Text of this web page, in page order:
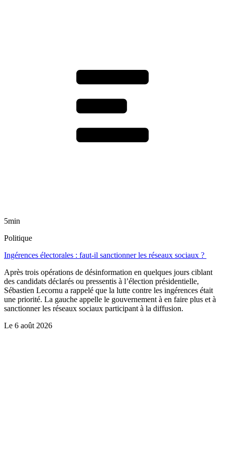
5min
Politique
Ingérences électorales : faut-il sanctionner les réseaux sociaux ?
Après trois opérations de désinformation en quelques jours ciblant
des candidats déclarés ou pressentis à l’élection présidentielle,
Sébastien Lecornu a rappelé que la lutte contre les ingérences était
une priorité. La gauche appelle le gouvernement à en faire plus et à
sanctionner les réseaux sociaux participant à la diffusion.
Le 6 août 2026